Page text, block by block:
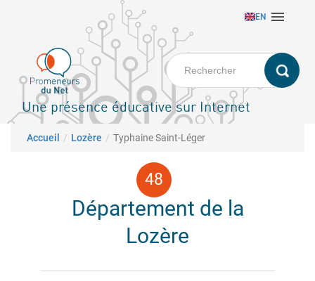
principal
EN 
Une présence éducative sur Internet
Fil d'Ariane
Accueil Lozère Typhaine Saint-Léger
Département de la
Lozère